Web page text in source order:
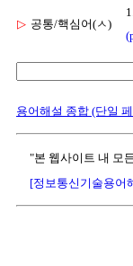
▷ 공통/핵심어(ㅅ)
1.
용어해설 종합 (단일
"본 웹사이트 내 모
[정보통신기술용어